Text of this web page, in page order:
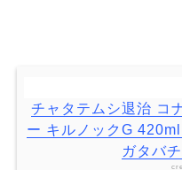
チャタテムシ退治 コ
ー キルノックG
ガタバ